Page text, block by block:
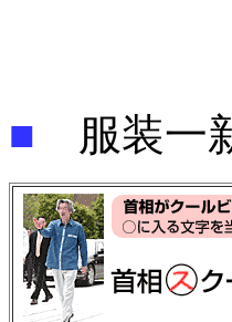
■ 服装一